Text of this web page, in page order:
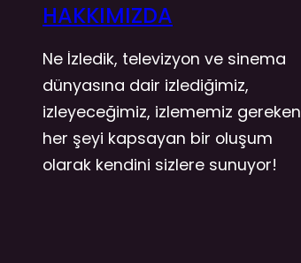
HAKKIMIZDA
Ne İzledik, televizyon ve sinema
dünyasına dair izlediğimiz,
izleyeceğimiz, izlememiz gereken
her şeyi kapsayan bir oluşum
olarak kendini sizlere sunuyor!